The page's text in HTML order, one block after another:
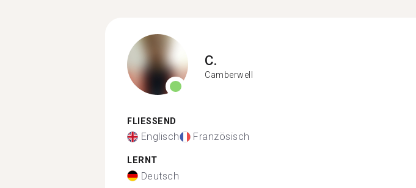
C.
Camberwell
FLIESSEND
Englisch Französisch
LERNT
Deutsch